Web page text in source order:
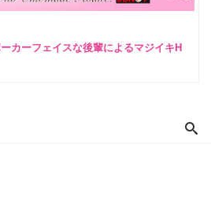
カーフェイスな後輩によるマジイキH